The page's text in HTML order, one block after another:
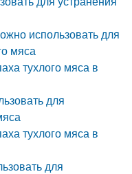
использовать для
мяса
тухлого мяса в
для
тухлого мяса в
для